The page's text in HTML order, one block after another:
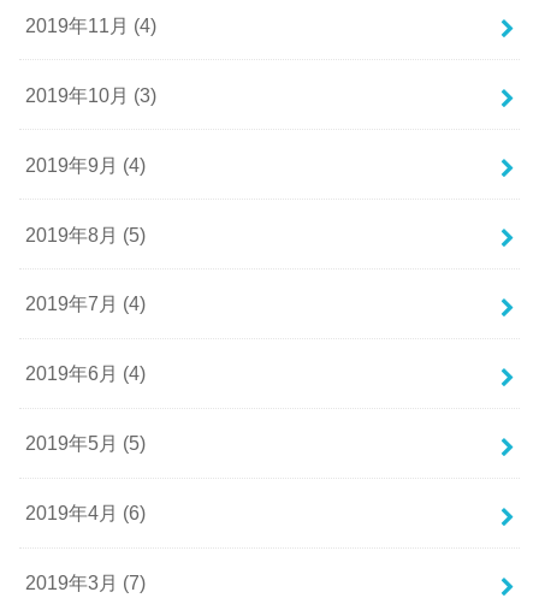
2019年11月 (4)
2019年10月 (3)
2019年9月 (4)
2019年8月 (5)
2019年7月 (4)
2019年6月 (4)
2019年5月 (5)
2019年4月 (6)
2019年3月 (7)